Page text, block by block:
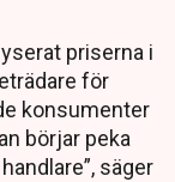
priserna i
för
konsumenter
börjar peka
säger